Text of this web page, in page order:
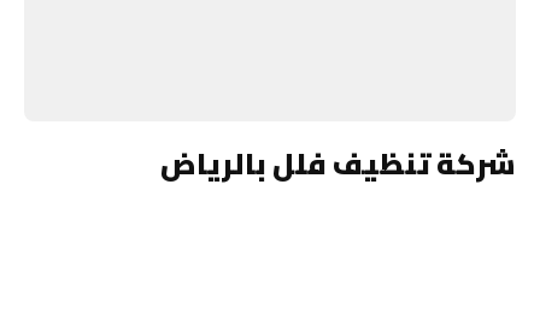
شركة تنظيف فلل بالرياض